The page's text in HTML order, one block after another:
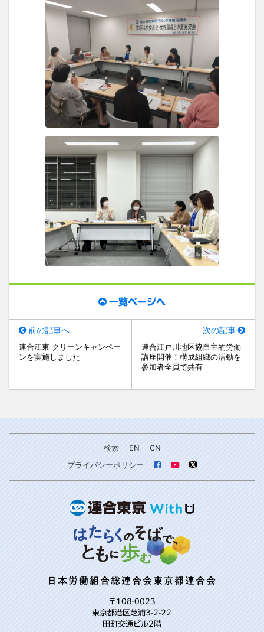
一覧ページへ
前の記事へ
連合江東 クリーンキャンペー
ンを実施しました
次の記事
連合江戸川地区協自主的労働
講座開催！構成組織の活動を
参加者全員で共有
検索 EN
CN
プライバシーポリシー
日本労働組合総連合会東京都連合会
〒108-0023
東京都港区芝浦3-2-22
田町交通ビル2階